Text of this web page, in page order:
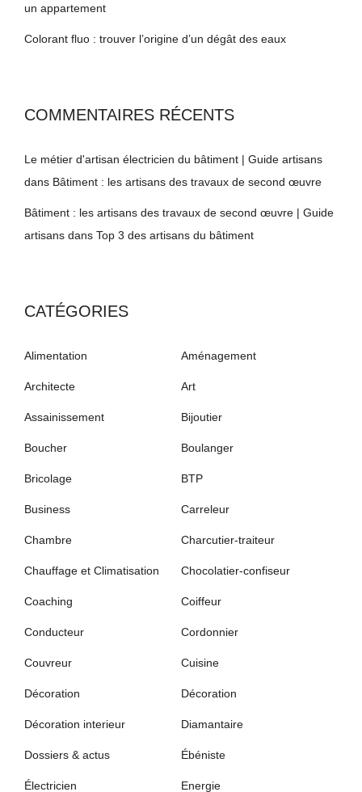
un appartement
Colorant fluo : trouver l’origine d’un dégât des eaux
COMMENTAIRES RÉCENTS
Le métier d'artisan électricien du bâtiment | Guide artisans
dans Bâtiment : les artisans des travaux de second œuvre
Bâtiment : les artisans des travaux de second œuvre | Guide
artisans dans Top 3 des artisans du bâtiment
CATÉGORIES
Alimentation Aménagement
Architecte Art
Assainissement Bijoutier
Boucher Boulanger
Bricolage BTP
Business Carreleur
Chambre Charcutier-traiteur
Chauffage et Climatisation Chocolatier-confiseur
Coaching Coiffeur
Conducteur Cordonnier
Couvreur Cuisine
Décoration Décoration
Décoration interieur Diamantaire
Dossiers & actus Ébéniste
Électricien Energie